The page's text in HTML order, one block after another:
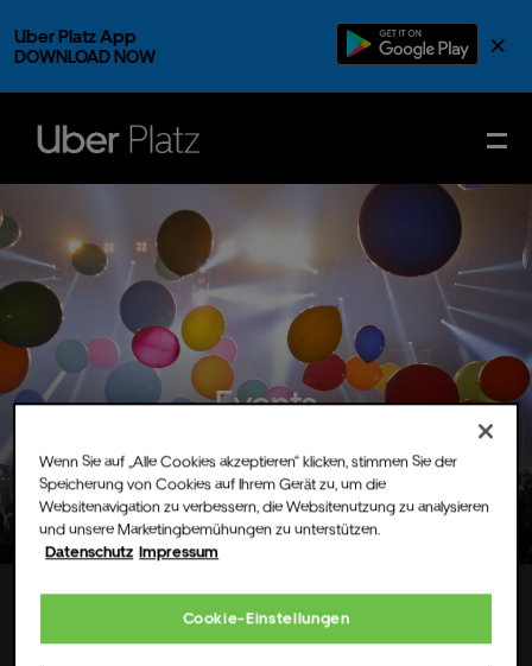
×
Uber Platz App
DOWNLOAD NOW
Events
Search Events
Wenn Sie auf „Alle Cookies akzeptieren“ klicken, stimmen Sie der
Speicherung von Cookies auf Ihrem Gerät zu, um die
Websitenavigation zu verbessern, die Websitenutzung zu analysieren
und unsere Marketingbemühungen zu unterstützen.
Datenschutz Impressum
Cookie-Einstellungen